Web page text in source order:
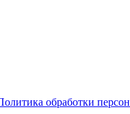
обработки